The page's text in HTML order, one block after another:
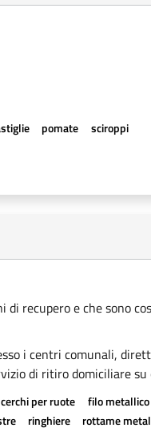
pomate sciroppi
recupero e che sono
i centri comunali,
di ritiro domiciliare su
cerchi per ruote filo metallico
ringhiere rottame